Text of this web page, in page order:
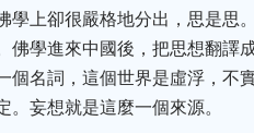
學上卻很嚴格地分出，思是思
佛學進來中國後，把思想翻譯
個名詞，這個世界是虛浮，
。妄想就是這麼一個來源。